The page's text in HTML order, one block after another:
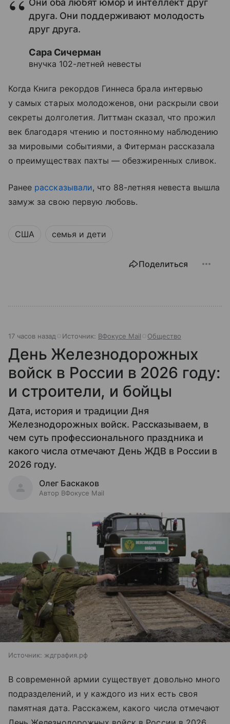
Они оба любят юмор и интеллект друг
друга. Они поддерживают молодость
друг друга.
Сара Сичерман
внучка 102-летней невесты
Когда Книга рекордов Гиннеса брала интервью
у самых старых молодоженов, они раскрыли свои
секреты долголетия. Литтман сказал, что прожил
век благодаря чтению и постоянному наблюдению
за мировыми событиями, а Фитерман рассказала
о преимуществах пахты — обезжиренных сливок.
Ранее рассказывали, что 88-летняя невеста вышла
замуж за свою первую любовь.
США семья и дети
Поделиться
17 часов назад Источник: ВФокусе Mail Общество
День Железнодорожных
войск в России в 2026 году:
и строители, и бойцы
Дата, история и традиции Дня
Железнодорожных войск. Рассказываем, в
чем суть профессионального праздника и
какого числа отмечают День ЖДВ в России в
2026 году.
Олег Баскаков
Автор ВФокусе Mail
Источник: ждграфия.рф
В современной армии существует довольно много
подразделений, и у каждого из них есть своя
памятная дата. Расскажем, какого числа отмечают